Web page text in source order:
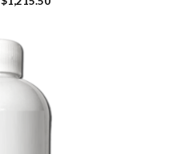
price